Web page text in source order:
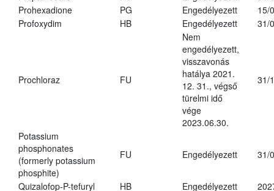
Prohexadione
PG Engedélyezett
15/
Profoxydim
HB Engedélyezett 31/
Prochloraz FU
Nem
engedélyezett,
visszavonás
hatálya 2021.
12. 31., végső
türelmi idő
vége
2023.06.30.
31/
Potassium
phosphonates
(formerly potassium
phosphite)
FU Engedélyezett 31/
Quizalofop-P-tefuryl HB Engedélyezett